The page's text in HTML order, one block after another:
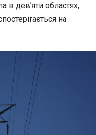
в дев’яти областях,
на